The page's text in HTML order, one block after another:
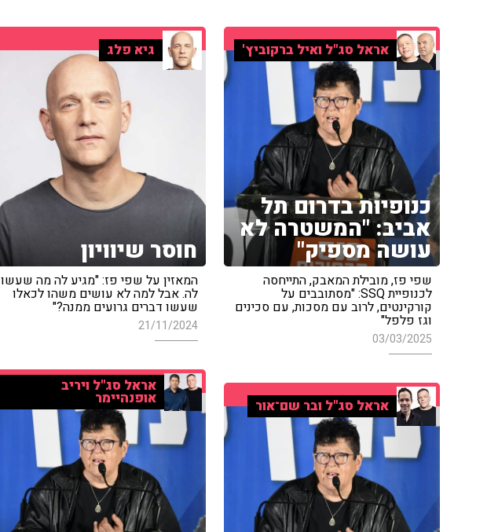
אראל סג"ל ואיל ברקוביץ'
כנופיות בדרום תל
אביב: "המשטרה לא
עושה מספיק"
שפי פז, מובילת המאבק, התייחסה
לכנופיית SSQ: "מסתובבים על
קורקינטים, לרוב עם מסכות, עם סכינים
וגז פלפל"
03/03/2025
גיא פלג
חוסר שיוויון
המאזין על שפי פז: "מגיע לה מה שעשו
לה. אבל למה לא עושים משהו לכאלו
שעשו דברים גרועים ממנה?"
21/11/2024
אראל סג"ל ויריב
אופנהיימר אראל סג"ל ובר שם־אור